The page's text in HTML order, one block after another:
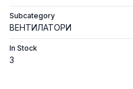
Subcategory
ВЕНТИЛАТОРИ
In Stock
3